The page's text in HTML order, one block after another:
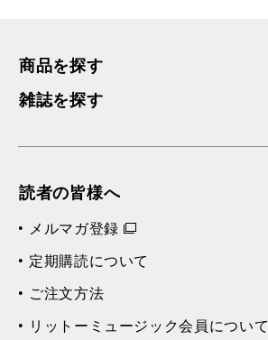
商品を探す
雑誌を探す
読者の皆様へ
メルマガ登録
定期購読について
ご注文方法
リットーミュージック会員について